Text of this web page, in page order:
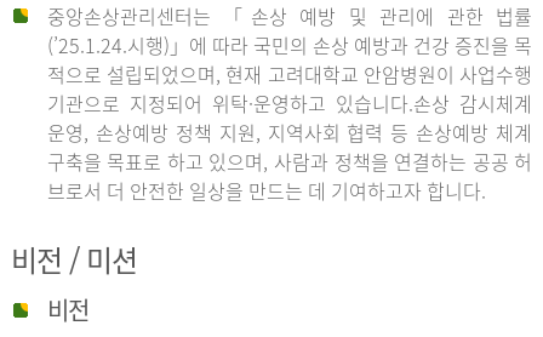
중앙손상관리센터는 「손상 예방 및 관리에 관한 법률
(’25.1.24.시행)」에 따라 국민의 손상 예방과 건강 증진을 목
적으로 설립되었으며, 현재 고려대학교 안암병원이 사업수행
기관으로 지정되어 위탁·운영하고 있습니다.손상 감시체계
운영, 손상예방 정책 지원, 지역사회 협력 등 손상예방 체계
구축을 목표로 하고 있으며, 사람과 정책을 연결하는 공공 허
브로서 더 안전한 일상을 만드는 데 기여하고자 합니다.
비전 / 미션
비전